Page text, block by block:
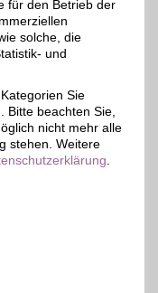
für den Betrieb der
solche, die
und
Sie
Bitte beachten Sie,
nicht mehr alle
stehen. Weitere